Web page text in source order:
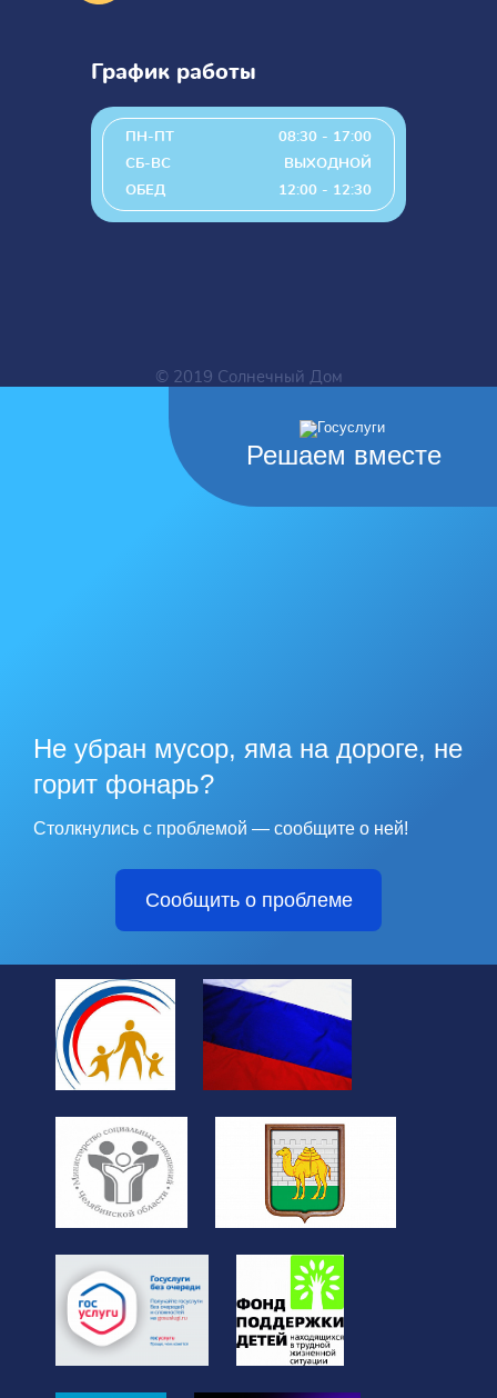
График работы
ПН-ПТ
08:30 - 17:00
СБ-ВС
ВЫХОДНОЙ
ОБЕД
12:00 - 12:30
© 2019 Солнечный Дом
Решаем вместе
Не убран мусор, яма на дороге, не
горит фонарь?
Столкнулись с проблемой — сообщите о ней!
Сообщить о проблеме